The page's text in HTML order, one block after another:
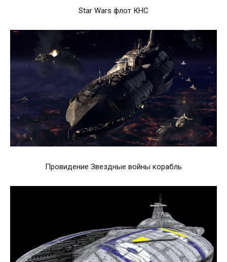
Star Wars флот КНС
Провидение Звездные войны корабль